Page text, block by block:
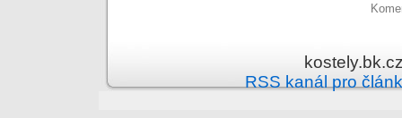
RSS kanál pro